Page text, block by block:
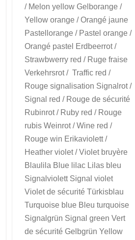
/ Melon yellow Gelborange /
Yellow orange / Orangé jaune
Pastellorange / Pastel orange /
Orangé pastel Erdbeerrot /
Strawbwerry red / Ruge fraise
Verkehrsrot / Traffic red /
Rouge signalisation Signalrot /
Signal red / Rouge de sécurité
Rubinrot / Ruby red / Rouge
rubis Weinrot / Wine red /
Rouge win Erikaviolett /
Heather violet / Violet bruyère
Blaulila Blue lilac Lilas bleu
Signalviolett Signal violet
Violet de sécurité Türkisblau
Turquoise blue Bleu turquoise
Signalgrün Signal green Vert
de sécurité Gelbgrün Yellow